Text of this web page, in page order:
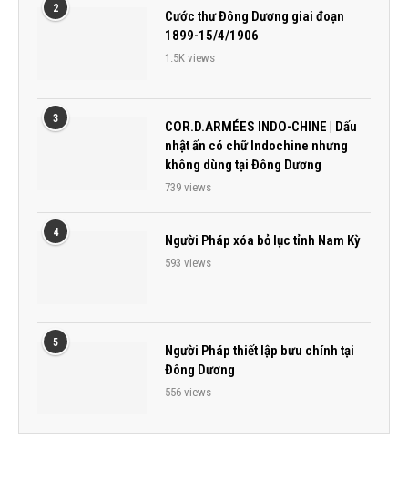
2
Cước thư Đông Dương giai đoạn
1899-15/4/1906
1.5K views
3
COR.D.ARMÉES INDO-CHINE | Dấu
nhật ấn có chữ Indochine nhưng
không dùng tại Đông Dương
739 views
4
Người Pháp xóa bỏ lục tỉnh Nam Kỳ
593 views
5
Người Pháp thiết lập bưu chính tại
Đông Dương
556 views